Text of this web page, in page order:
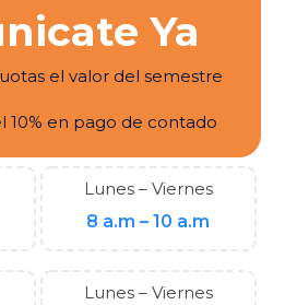
Ya
el valor del semestre
10% en pago de contado
Lunes – Viernes
8 a.m – 10 a.m
Lunes – Viernes